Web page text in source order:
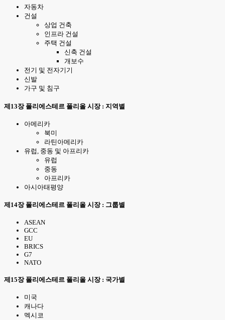
자동차
건설
상업 건축
인프라 건설
주택 건설
신축 건설
개보수
전기 및 전자기기
신발
가구 및 침구
제13장 폴리에스테르 폴리올 시장 : 지역별
아메리카
북미
라틴아메리카
유럽, 중동 및 아프리카
유럽
중동
아프리카
아시아태평양
제14장 폴리에스테르 폴리올 시장 : 그룹별
ASEAN
GCC
EU
BRICS
G7
NATO
제15장 폴리에스테르 폴리올 시장 : 국가별
미국
캐나다
멕시코